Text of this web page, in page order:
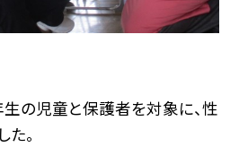
の児童と保護者を対象に、性
。